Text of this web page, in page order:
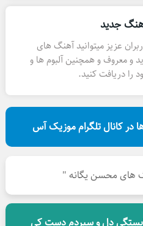
جدید
عزیز میتوانید آهنگ های
معروف و همچنین آلبوم ها و
را دریافت کنید.
در کانال تلگرام موزیک آس
های محسن یگانه "
دل و سپردم دست کی